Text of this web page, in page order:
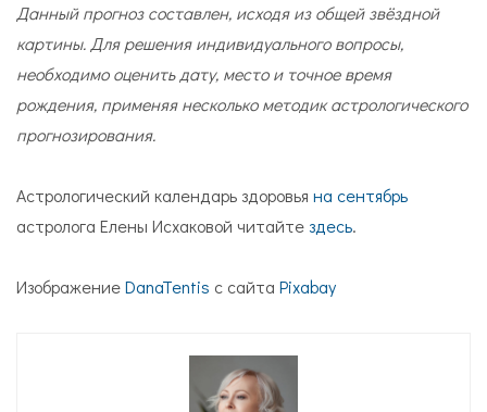
Данный прогноз составлен, исходя из общей звёздной
картины. Для решения индивидуального вопросы,
необходимо оценить дату, место и точное время
рождения, применяя несколько методик астрологического
прогнозирования.
Астрологический календарь здоровья на сентябрь
астролога Елены Исхаковой читайтездесь.
ИзображениеDanaTentis с сайта Pixabay